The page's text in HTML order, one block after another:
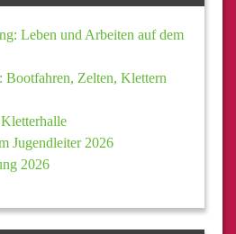
Leben und Arbeiten auf dem
Bootfahren, Zelten, Klettern
Jugendleiter 2026
2026